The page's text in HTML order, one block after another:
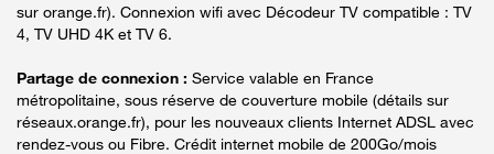
sur orange.fr). Connexion wifi avec Décodeur TV compatible : TV
4, TV UHD 4K et TV 6.
Partage de connexion : Service valable en France
métropolitaine, sous réserve de couverture mobile (détails sur
réseaux.orange.fr), pour les nouveaux clients Internet ADSL avec
rendez-vous ou Fibre. Crédit internet mobile de 200Go/mois